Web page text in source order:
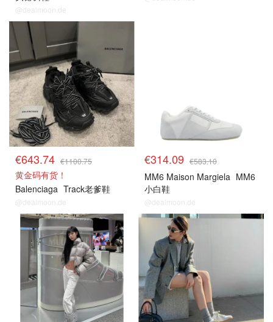
@dealmoon.de
€643.74 €1100.75
黄金码有货！
Balenciaga Track老爹鞋
@dealmoon.de
€314.09 €583.10
MM6 Maison Margiela MM6
小白鞋
@dealmoon.de